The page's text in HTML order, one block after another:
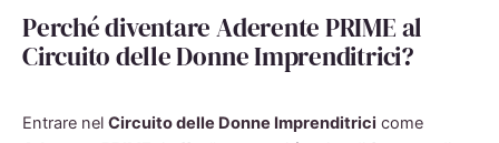
Perché diventare Aderente PRIME al
Circuito delle Donne Imprenditrici?
Entrare nel Circuito delle Donne Imprenditrici come